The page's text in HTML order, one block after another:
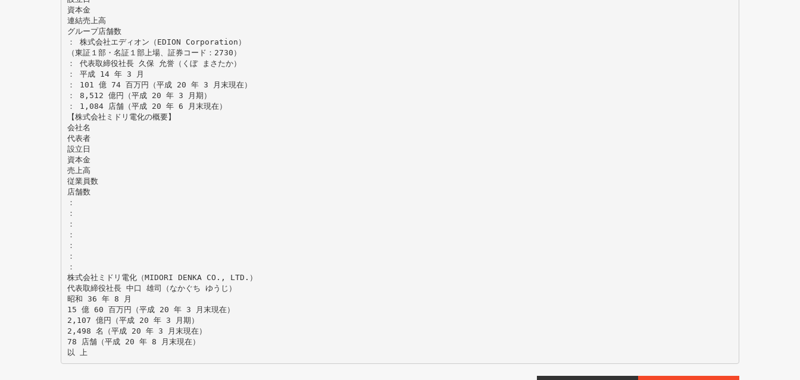
資本金
連結売上高
グループ店舗数
： 株式会社エディオン（EDION Corporation）
（東証１部・名証１部上場、証券コード：2730）
： 代表取締役社長 久保 允誉（くぼ まさたか）
： 平成 14 年 3 月
： 101 億 74 百万円（平成 20 年 3 月末現在）
： 8,512 億円（平成 20 年 3 月期）
： 1,084 店舗（平成 20 年 6 月末現在）
【株式会社ミドリ電化の概要】
会社名
代表者
設立日
資本金
売上高
従業員数
店舗数
：
：
：
：
：
：
：
株式会社ミドリ電化（MIDORI DENKA CO., LTD.）
代表取締役社長 中口 雄司（なかぐち ゆうじ）
昭和 36 年 8 月
15 億 60 百万円（平成 20 年 3 月末現在）
2,107 億円（平成 20 年 3 月期）
2,498 名（平成 20 年 3 月末現在）
78 店舗（平成 20 年 8 月末現在）